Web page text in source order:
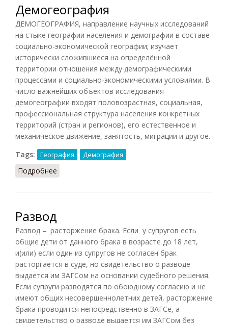
Демогеография
ДЕМОГЕОГРАФИЯ, направление научных исследований
на стыке географии населения и демографии в составе
социально-экономической географии; изучает
исторически сложившиеся на определённой
территории отношения между демографическими
процессами и социально-экономическими условиями. В
число важнейших объектов исследования
демогеографии входят половозрастная, социальная,
профессиональная структура населения конкретных
территорий (стран и регионов), его естественное и
механическое движение, занятость, миграции и другое.
Tags:
География Демография
Подробнее
Развод
Развод – расторжение брака. Если у супругов есть
общие дети от данного брака в возрасте до 18 лет,
и(или) если один из супругов не согласен брак
расторгается в суде, но свидетельство о разводе
выдается им ЗАГСом на основании судебного решения.
Если супруги разводятся по обоюдному согласию и не
имеют общих несовершеннолетних детей, расторжение
брака проводится непосредственно в ЗАГСе, а
свидетельство о разводе выдается им ЗАГСом без